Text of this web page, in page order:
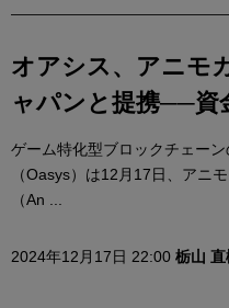
オアシス、アニモ
ャパンと提携──資
ゲーム特化型ブロックチェーン
（Oasys）は12月17日、アニ
（An ...
2024年12月17日 22:00 栃山 直